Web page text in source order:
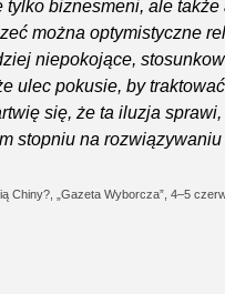
tylko biznesmeni, ale
można optymistyczne
niepokojące,
ulec pokusie, by
się, że ta iluzja
stopniu na
Chiny?, „Gazeta Wyborcza”, 4–5